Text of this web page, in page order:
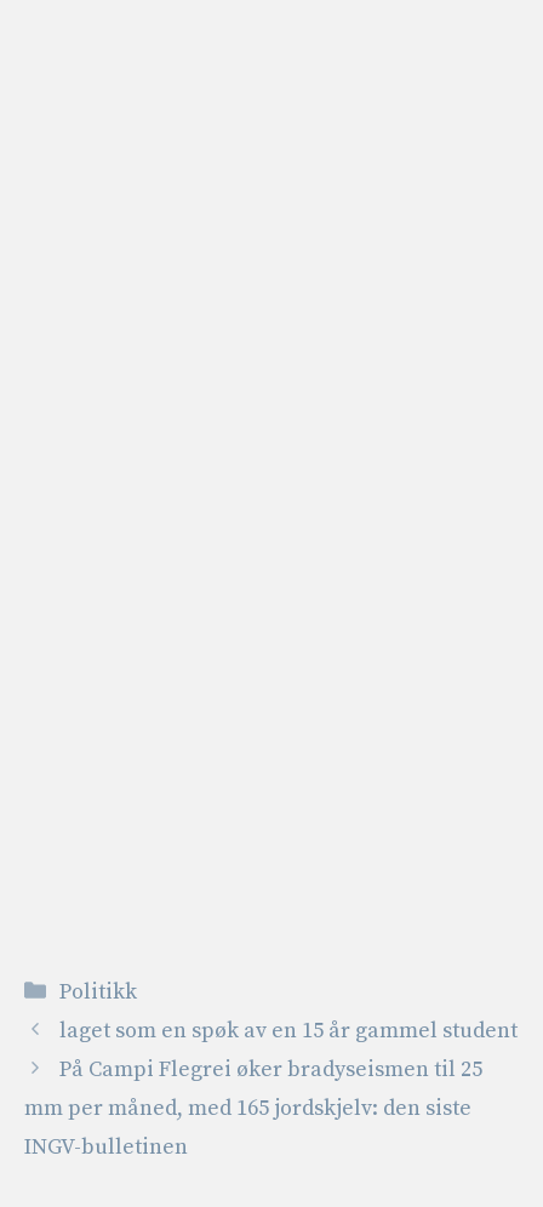
Kategorier
Politikk
laget som en spøk av en 15 år gammel student
På Campi Flegrei øker bradyseismen til 25
mm per måned, med 165 jordskjelv: den siste
INGV-bulletinen